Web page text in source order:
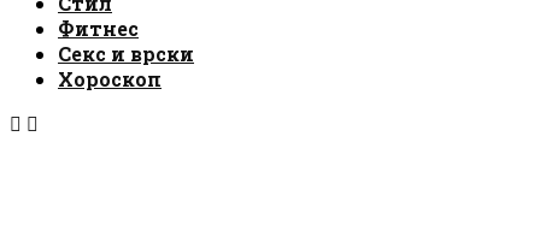
Фитнес
Секс и врски
Хороскоп